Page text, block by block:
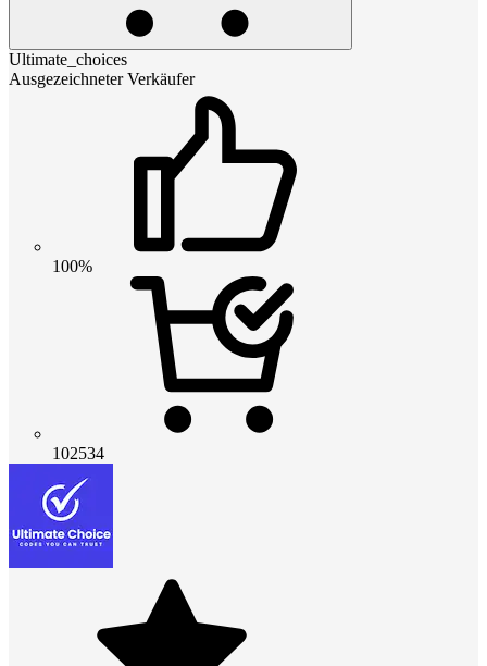
Ultimate_choices
Ausgezeichneter Verkäufer
100%
102534